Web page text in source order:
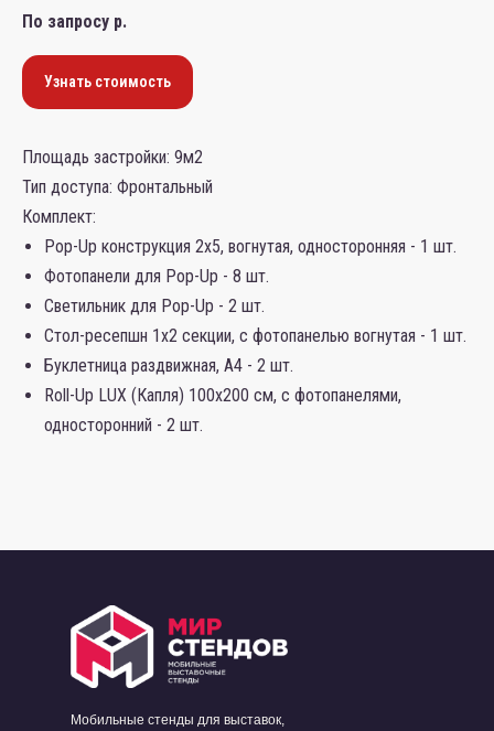
По запросу р.
Узнать стоимость
Площадь застройки: 9м2
Тип доступа: Фронтальный
Комплект:
Pop-Up конструкция 2х5, вогнутая, односторонняя - 1 шт.
Фотопанели для Pop-Up - 8 шт.
Светильник для Pop-Up - 2 шт.
Стол-ресепшн 1х2 секции, с фотопанелью вогнутая - 1 шт.
Буклетница раздвижная, А4 - 2 шт.
Roll-Up LUX (Капля) 100х200 см, с фотопанелями,
односторонний - 2 шт.
Мобильные стенды для выставок,